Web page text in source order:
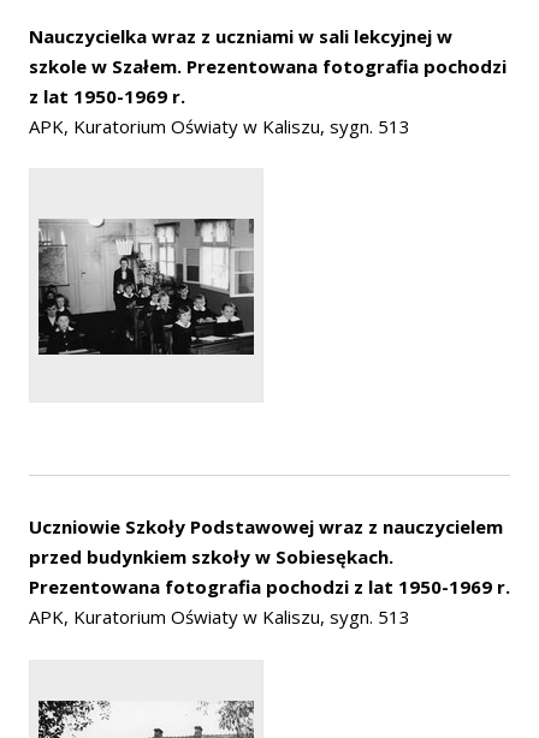
Nauczycielka wraz z uczniami w sali lekcyjnej w
szkole w Szałem. Prezentowana fotografia pochodzi
z lat 1950-1969 r.
APK, Kuratorium Oświaty w Kaliszu, sygn. 513
Uczniowie Szkoły Podstawowej wraz z nauczycielem
przed budynkiem szkoły w Sobiesękach.
Prezentowana fotografia pochodzi z lat 1950-1969 r.
APK, Kuratorium Oświaty w Kaliszu, sygn. 513